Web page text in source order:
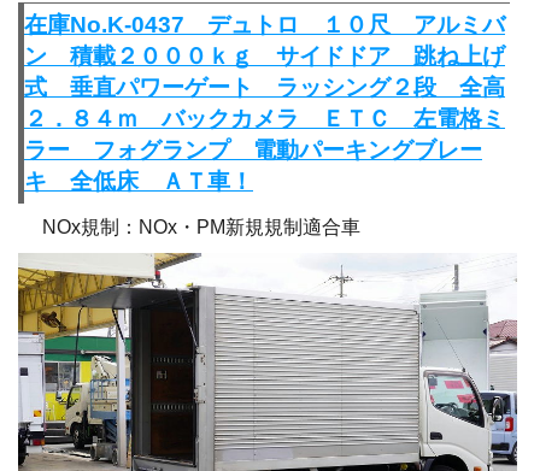
在庫No.K-0437 デュトロ １０尺 アルミバ
ン 積載２０００ｋｇ サイドドア 跳ね上げ
式 垂直パワーゲート ラッシング２段 全高
２．８４ｍ バックカメラ ＥＴＣ 左電格ミ
ラー フォグランプ 電動パーキングブレー
キ 全低床 ＡＴ車！
NOx規制：NOx・PM新規規制適合車